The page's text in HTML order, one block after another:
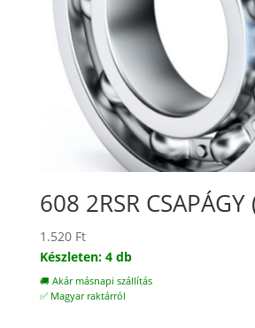
608 2RSR
1.520 Ft
Készleten: 4 db
🚚 Akár másnapi szállítás
✅ Magyar raktárról